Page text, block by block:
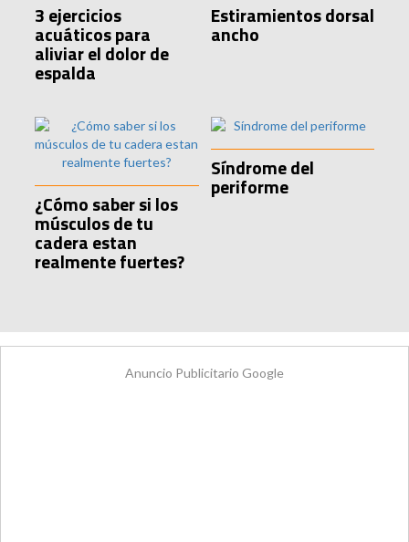
3 ejercicios
acuáticos para
aliviar el dolor de
espalda
Estiramientos dorsal
ancho
¿Cómo saber si los
músculos de tu
cadera estan
realmente fuertes?
Síndrome del
periforme
Anuncio Publicitario Google